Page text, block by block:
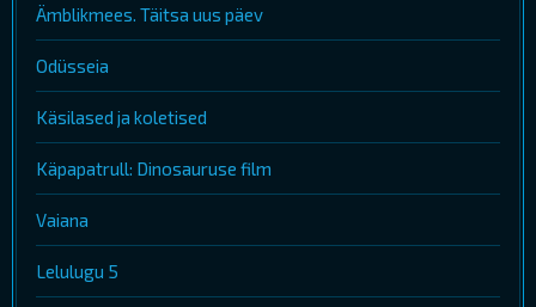
Ämblikmees. Täitsa uus päev
Odüsseia
Käsilased ja koletised
Käpapatrull: Dinosauruse film
Vaiana
Lelulugu 5